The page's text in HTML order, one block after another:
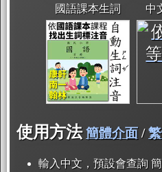
國語課本生詞 中
使用方法 簡體介面/
輸入中文，預設會查詢